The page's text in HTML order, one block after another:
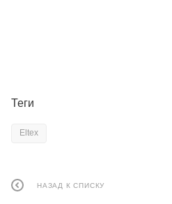
Теги
Eltex
НАЗАД К СПИСКУ